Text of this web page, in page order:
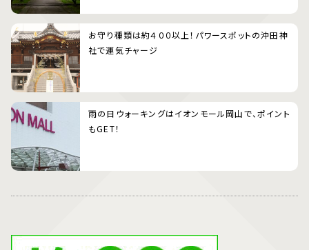
お守り種類は約４００以上！パワースポットの沖田神
社で運気チャージ
雨の日ウォーキングはイオンモール岡山で、ポイント
もGET！